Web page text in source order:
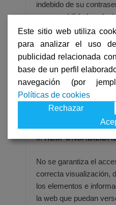
indebido de su
responsabilidad
loscontenidos y/o
cualquier tercero
negligente o dolosa
las obligaciones
condiciones generales
todos los
daños y
incumplimiento
6.
No se garantiza el
correcta visualización,
los elementos e
la web que puedan
Este sitio web utiliza
para analizar el uso
publicidad relacionada
base de un perfil
navegación (por
Políticas de cookies
Rechazar